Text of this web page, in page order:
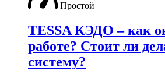
Простой
TESSA КЭДО – как
работе? Стоит ли
систему?